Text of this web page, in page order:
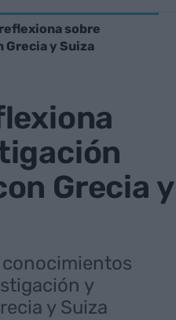
sobre
y Suiza
Grecia y
y
y Suiza